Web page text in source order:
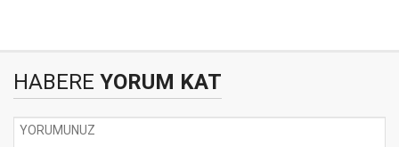
HABERE YORUM KAT